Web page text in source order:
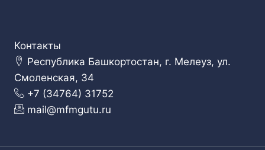
Контакты
Республика Башкортостан, г. Мелеуз, ул.
Смоленская, 34
+7 (34764) 31752
mail@mfmgutu.ru